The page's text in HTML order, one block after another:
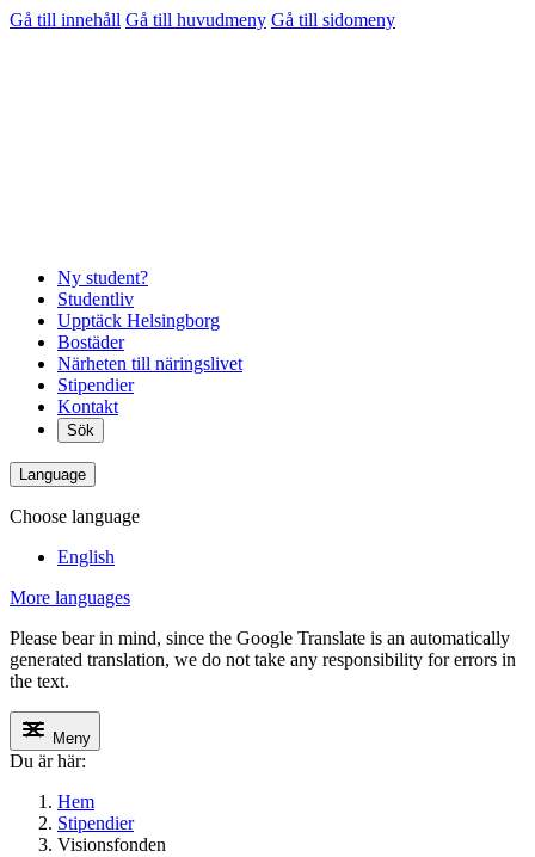
Gå till innehåll Gå till huvudmeny Gå till sidomeny
Ny student?
Studentliv
Upptäck Helsingborg
Bostäder
Närheten till näringslivet
Stipendier
Kontakt
Sök
Language
Choose language
English
More languages
Please bear in mind, since the Google Translate is an automatically
generated translation, we do not take any responsibility for errors in
the text.
Meny
Du är här:
Hem
Stipendier
Visionsfonden